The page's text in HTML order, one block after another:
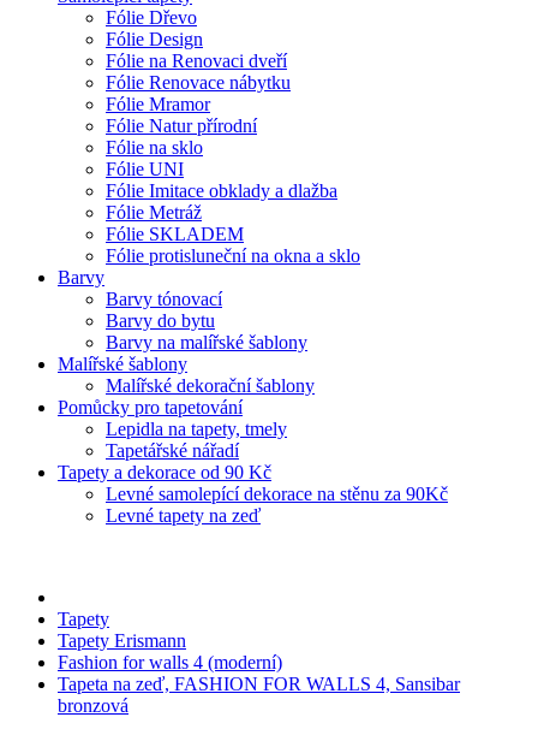
Fólie Dřevo
Fólie Design
Fólie na Renovaci dveří
Fólie Renovace nábytku
Fólie Mramor
Fólie Natur přírodní
Fólie na sklo
Fólie UNI
Fólie Imitace obklady a dlažba
Fólie Metráž
Fólie SKLADEM
Fólie protisluneční na okna a sklo
Barvy
Barvy tónovací
Barvy do bytu
Barvy na malířské šablony
Malířské šablony
Malířské dekorační šablony
Pomůcky pro tapetování
Lepidla na tapety, tmely
Tapetářské nářadí
Tapety a dekorace od 90 Kč
Levné samolepící dekorace na stěnu za 90Kč
Levné tapety na zeď
Tapety
Tapety Erismann
Fashion for walls 4 (moderní)
Tapeta na zeď, FASHION FOR WALLS 4, Sansibar
bronzová